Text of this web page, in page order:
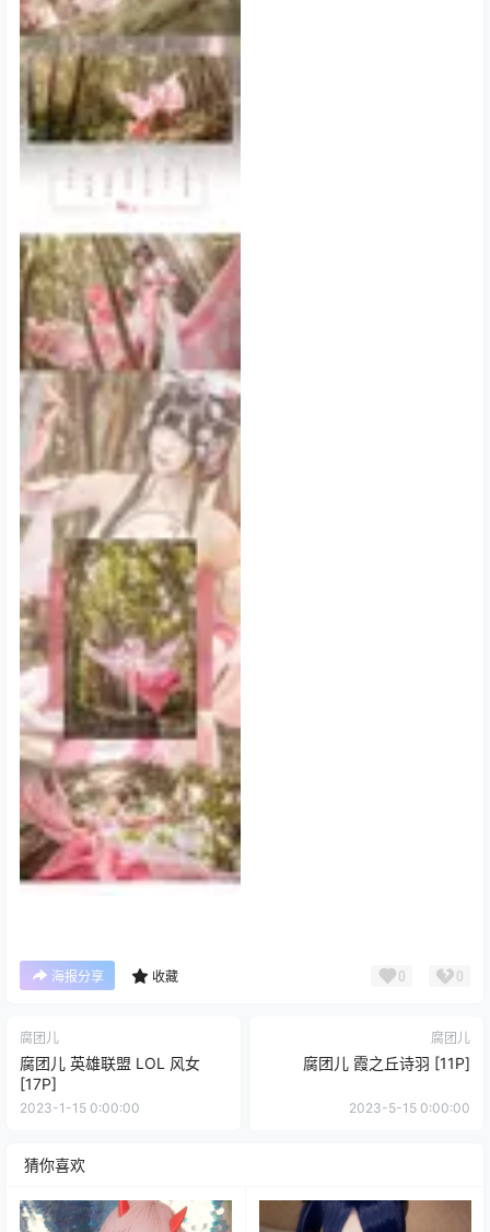
海报分享 收藏 0 0
腐团儿
腐团儿 英雄联盟 LOL 风女
[17P]
2023-1-15 0:00:00
腐团儿
腐团儿 霞之丘诗羽 [11P]
2023-5-15 0:00:00
猜你喜欢